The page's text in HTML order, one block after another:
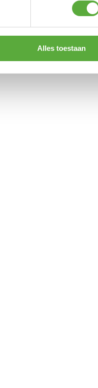
Alles toestaan